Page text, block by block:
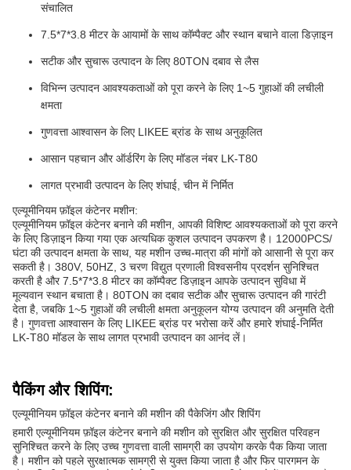
संचालित
7.5*7*3.8 मीटर के आयामों के साथ कॉम्पैक्ट और स्थान बचाने वाला डिज़ाइन
सटीक और सुचारू उत्पादन के लिए 80TON दबाव से लैस
विभिन्न उत्पादन आवश्यकताओं को पूरा करने के लिए 1~5 गुहाओं की लचीली
क्षमता
गुणवत्ता आश्वासन के लिए LIKEE ब्रांड के साथ अनुकूलित
आसान पहचान और ऑर्डरिंग के लिए मॉडल नंबर LK-T80
लागत प्रभावी उत्पादन के लिए शंघाई, चीन में निर्मित
एल्यूमीनियम फ़ॉइल कंटेनर मशीन:
एल्यूमीनियम फ़ॉइल कंटेनर बनाने की मशीन, आपकी विशिष्ट आवश्यकताओं को पूरा करने
के लिए डिज़ाइन किया गया एक अत्यधिक कुशल उत्पादन उपकरण है। 12000PCS/
घंटा की उत्पादन क्षमता के साथ, यह मशीन उच्च-मात्रा की मांगों को आसानी से पूरा कर
सकती है। 380V, 50HZ, 3 चरण विद्युत प्रणाली विश्वसनीय प्रदर्शन सुनिश्चित
करती है और 7.5*7*3.8 मीटर का कॉम्पैक्ट डिज़ाइन आपके उत्पादन सुविधा में
मूल्यवान स्थान बचाता है। 80TON का दबाव सटीक और सुचारू उत्पादन की गारंटी
देता है, जबकि 1~5 गुहाओं की लचीली क्षमता अनुकूलन योग्य उत्पादन की अनुमति देती
है। गुणवत्ता आश्वासन के लिए LIKEE ब्रांड पर भरोसा करें और हमारे शंघाई-निर्मित
LK-T80 मॉडल के साथ लागत प्रभावी उत्पादन का आनंद लें।
पैकिंग और शिपिंग:
एल्यूमीनियम फ़ॉइल कंटेनर बनाने की मशीन की पैकेजिंग और शिपिंग
हमारी एल्यूमीनियम फ़ॉइल कंटेनर बनाने की मशीन को सुरक्षित और सुरक्षित परिवहन
सुनिश्चित करने के लिए उच्च गुणवत्ता वाली सामग्री का उपयोग करके पैक किया जाता
है। मशीन को पहले सुरक्षात्मक सामग्री से युक्त किया जाता है और फिर पारगमन के